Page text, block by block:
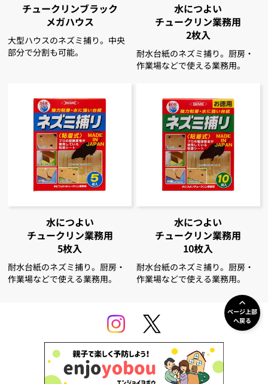
チュークリンブラック
メガハウス
大型ハウスのネズミ捕り。中央
部分で分割も可能。
水につよい
チュークリン業務用
2枚入
耐水台紙のネズミ捕り。厨房・
作業場などで使える業務用。
水につよい
チュークリン業務用
5枚入
耐水台紙のネズミ捕り。厨房・
作業場などで使える業務用。
水につよい
チュークリン業務用
10枚入
耐水台紙のネズミ捕り。厨房・
作業場などで使える業務用。
ページ上部
へ戻る